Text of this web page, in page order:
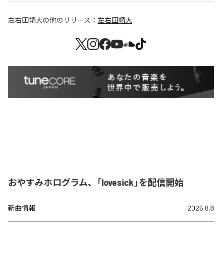
左右田靖大の他のリリース： 左右田靖大
おやすみホログラム、「lovesick」を配信開始
新曲情報 2026.8.8